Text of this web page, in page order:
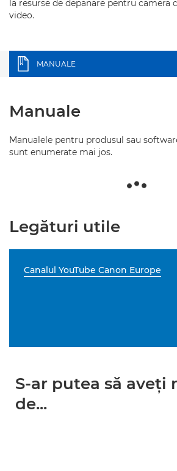
la resurse de depanare pentru camera
video.
MANUALE
Manuale
Manualele pentru produsul sau
sunt enumerate mai jos.
Legături utile
Canalul YouTube Canon Europe
S-ar putea să aveţi
de...